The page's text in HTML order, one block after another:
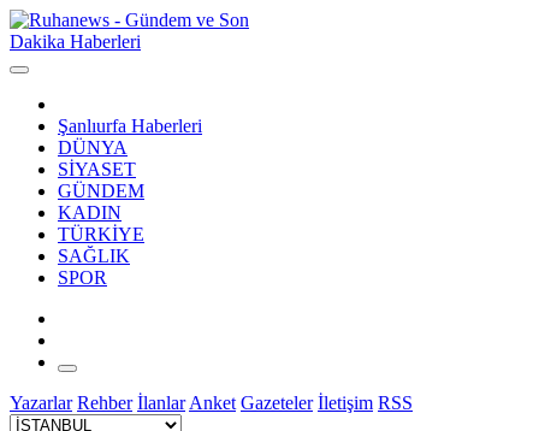
Şanlıurfa Haberleri
DÜNYA
SİYASET
GÜNDEM
KADIN
TÜRKİYE
SAĞLIK
SPOR
Yazarlar Rehber İlanlar Anket Gazeteler İletişim RSS